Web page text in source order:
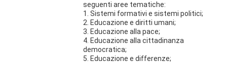
seguenti aree tematiche:
1. Sistemi formativi e sistemi politici;
2. Educazione e diritti umani;
3. Educazione alla pace;
4. Educazione alla cittadinanza
democratica;
5. Educazione e differenze;